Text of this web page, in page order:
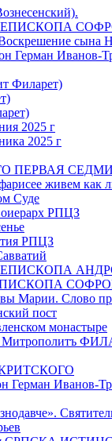
сына
Герман Иванов-
Филарет)
2025 г
2025 г
ПЕРВАЯ
живем
Суде
РПЦЗ
РПЦЗ
Марии. Слово
пост
монастыре
Митрополитъ
Герман Иванов-